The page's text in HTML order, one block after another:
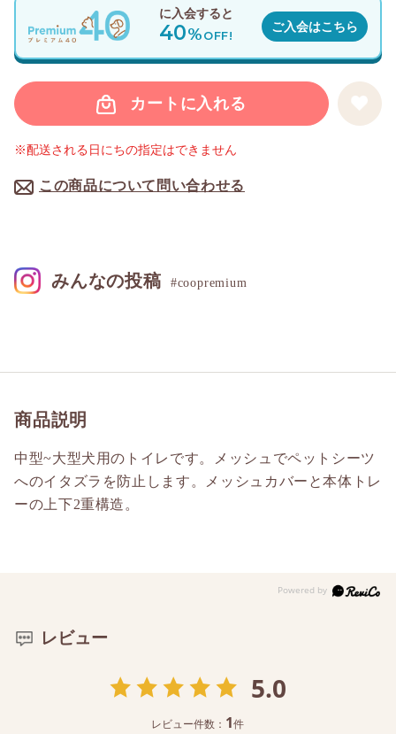
カートに入れる
この商品について問い合わせる
※配送される日にちの指定はできません
に入会すると
40%OFF!
ご入会はこちら
商品説明
中型~大型犬用のトイレです。メッシュでペットシーツ
へのイタズラを防止します。メッシュカバーと本体トレ
ーの上下2重構造。
みんなの投稿 #coopremium
レビュー
5.0
レビュー件数： 1件